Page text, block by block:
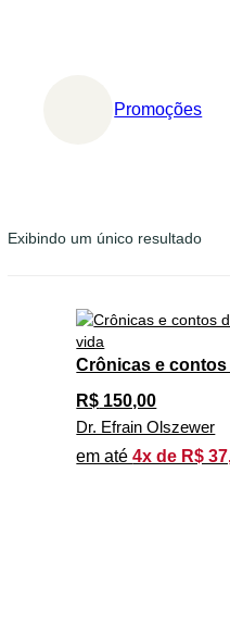
Promoções
Exibindo um único resultado
Crônicas e contos
R$ 150,00
Dr. Efrain Olszewer
em até4x de R$